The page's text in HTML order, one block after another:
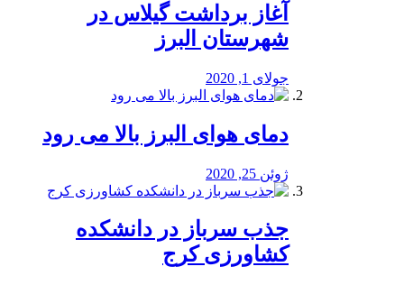
آغاز برداشت گیلاس در
شهرستان البرز
جولای 1, 2020
دمای هوای البرز بالا می رود
ژوئن 25, 2020
جذب سرباز در دانشکده
کشاورزی کرج